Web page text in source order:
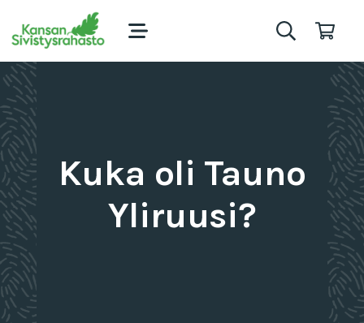
Kuka oli Tauno
Yliruusi?